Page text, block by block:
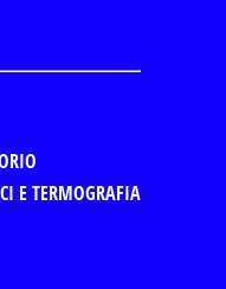
E TERMOGRAFIA